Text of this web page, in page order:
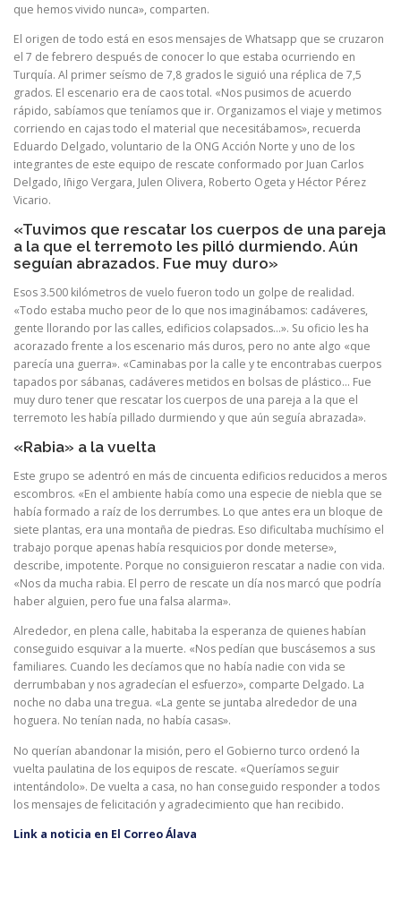
que hemos vivido nunca», comparten.
El origen de todo está en esos mensajes de Whatsapp que se cruzaron
el 7 de febrero después de conocer lo que estaba ocurriendo en
Turquía. Al primer seísmo de 7,8 grados le siguió una réplica de 7,5
grados. El escenario era de caos total. «Nos pusimos de acuerdo
rápido, sabíamos que teníamos que ir. Organizamos el viaje y metimos
corriendo en cajas todo el material que necesitábamos», recuerda
Eduardo Delgado, voluntario de la ONG Acción Norte y uno de los
integrantes de este equipo de rescate conformado por Juan Carlos
Delgado, Iñigo Vergara, Julen Olivera, Roberto Ogeta y Héctor Pérez
Vicario.
«Tuvimos que rescatar los cuerpos de una pareja
a la que el terremoto les pilló durmiendo. Aún
seguían abrazados. Fue muy duro»
Esos 3.500 kilómetros de vuelo fueron todo un golpe de realidad.
«Todo estaba mucho peor de lo que nos imaginábamos: cadáveres,
gente llorando por las calles, edificios colapsados…». Su oficio les ha
acorazado frente a los escenario más duros, pero no ante algo «que
parecía una guerra». «Caminabas por la calle y te encontrabas cuerpos
tapados por sábanas, cadáveres metidos en bolsas de plástico… Fue
muy duro tener que rescatar los cuerpos de una pareja a la que el
terremoto les había pillado durmiendo y que aún seguía abrazada».
«Rabia» a la vuelta
Este grupo se adentró en más de cincuenta edificios reducidos a meros
escombros. «En el ambiente había como una especie de niebla que se
había formado a raíz de los derrumbes. Lo que antes era un bloque de
siete plantas, era una montaña de piedras. Eso dificultaba muchísimo el
trabajo porque apenas había resquicios por donde meterse»,
describe, impotente. Porque no consiguieron rescatar a nadie con vida.
«Nos da mucha rabia. El perro de rescate un día nos marcó que podría
haber alguien, pero fue una falsa alarma».
Alrededor, en plena calle, habitaba la esperanza de quienes habían
conseguido esquivar a la muerte. «Nos pedían que buscásemos a sus
familiares. Cuando les decíamos que no había nadie con vida se
derrumbaban y nos agradecían el esfuerzo», comparte Delgado. La
noche no daba una tregua. «La gente se juntaba alrededor de una
hoguera. No tenían nada, no había casas».
No querían abandonar la misión, pero el Gobierno turco ordenó la
vuelta paulatina de los equipos de rescate. «Queríamos seguir
intentándolo». De vuelta a casa, no han conseguido responder a todos
los mensajes de felicitación y agradecimiento que han recibido.
Link a noticia en El Correo Álava